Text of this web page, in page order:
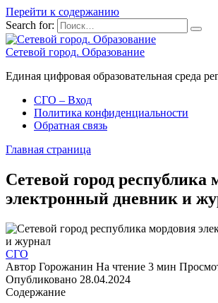
Перейти к содержанию
Search for:
Сетевой город. Образование
Единая цифровая образовательная среда
СГО – Вход
Политика конфиденциальности
Обратная связь
Главная страница
Сетевой город республика
электронный дневник и
СГО
Автор Горожанин На чтение 3 мин
Опубликовано 28.04.2024
Содержание